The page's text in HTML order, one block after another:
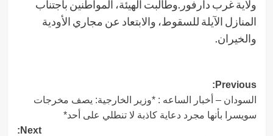
ولاية غرب دارفور.وطالبت الهيئة، المواطنين باجتناب
المنازل الآيلة للسقوط، والابتعاد عن مجاري الأودية
والخيران.
Post
navigation
Previous:
السودان – أخبار الساعه : *وزير الخارجية: يصف مخرجات
سويسرا بأنها مجرد دعاية كاذبة لا تنطلي على أحد*
Next: